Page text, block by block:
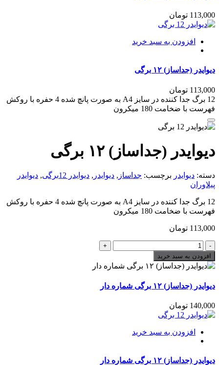
113,000 تومان
افزودن به سبد خرید
دیوایدر (جداساز) ۱۲ برگی
113,000 تومان
12 برگ جدا کننده در سایز A4 به صورت پانچ شده 4 حفره با روکش
فهرست با ضخامت 180 میکرون
دیوایدر (جداساز) ۱۲ برگی
دسته: دیوایدر برچسب: جداساز , دیوایدر , دیوایدر 12برگی , دیوایدر
پیلاوران
12 برگ جدا کننده در سایز A4 به صورت پانچ شده 4 حفره با روکش
فهرست با ضخامت 180 میکرون
113,000 تومان
دیوایدر
(جداساز)
۱۲
برگی
تعداد
افزودن به سبد خرید
دیوایدر (جداساز) ۱۲ برگی شماره دار
140,000 تومان
افزودن به سبد خرید
دیوایدر (جداساز) ۱۲ برگی شماره دار